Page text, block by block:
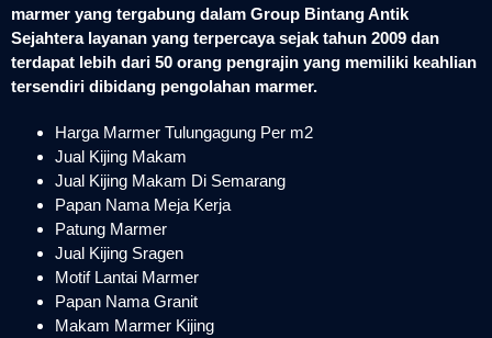
marmer yang tergabung dalam Group Bintang Antik
Sejahtera layanan yang terpercaya sejak tahun 2009 dan
terdapat lebih dari 50 orang pengrajin yang memiliki keahlian
tersendiri dibidang pengolahan marmer.
Harga Marmer Tulungagung Per m2
Jual Kijing Makam
Jual Kijing Makam Di Semarang
Papan Nama Meja Kerja
Patung Marmer
Jual Kijing Sragen
Motif Lantai Marmer
Papan Nama Granit
Makam Marmer Kijing